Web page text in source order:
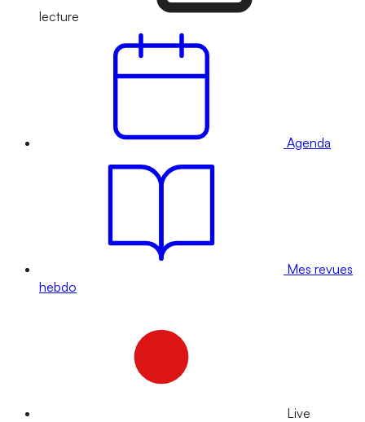
lecture
Agenda
Mes revues
hebdo
Live